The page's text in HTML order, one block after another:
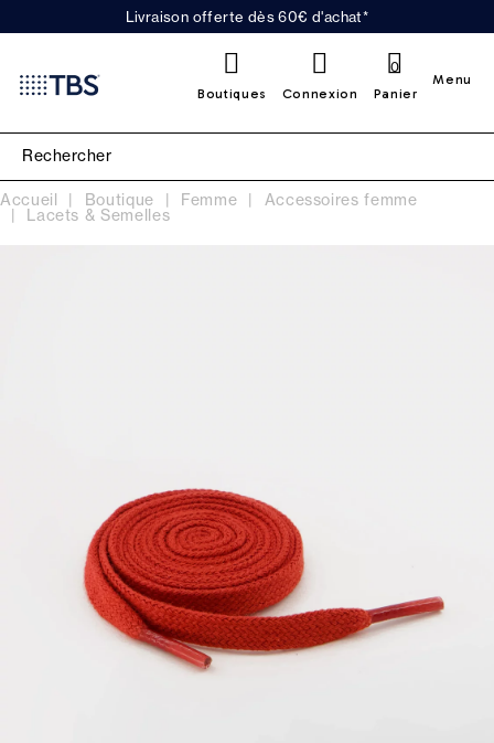
Livraison offerte dès 60€ d'achat*
Boutiques Connexion Panier
0
Menu
Accueil Boutique Femme Accessoires femme
Lacets & Semelles